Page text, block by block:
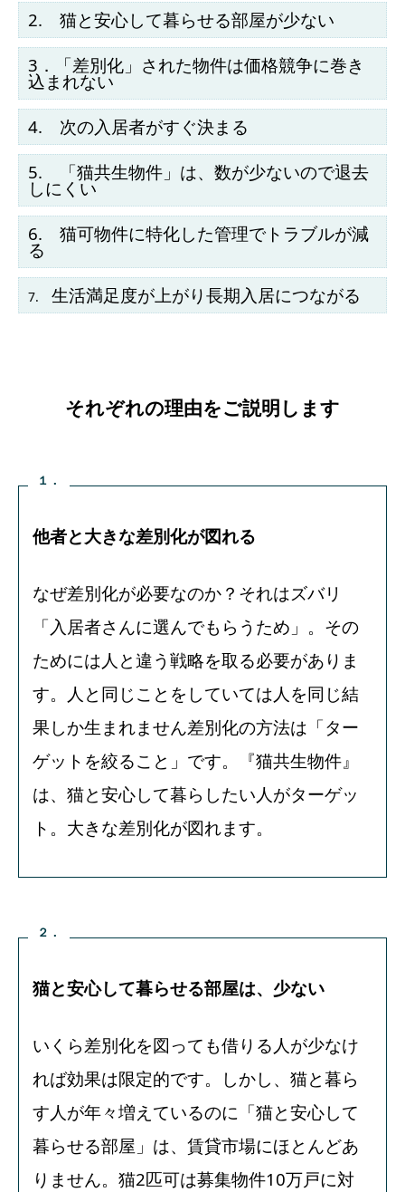
2. 猫と安心して暮らせる部屋が少ない
3．「差別化」された物件は価格競争に巻き
込まれない
4. 次の入居者がすぐ決まる
5. 「猫共生物件」は、数が少ないので退去
しにくい
6. 猫可物件に特化した管理でトラブルが減
る
7. 生活満足度が上がり長期入居につながる
それぞれの理由をご説明します
１．
他者と大きな差別化が図れる
なぜ差別化が必要なのか？それはズバリ
「入居者さんに選んでもらうため」。その
ためには人と違う戦略を取る必要がありま
す。人と同じことをしていては人を同じ結
果しか生まれません差別化の方法は「ター
ゲットを絞ること」です。『猫共生物件』
は、猫と安心して暮らしたい人がターゲッ
ト。大きな差別化が図れます。
２．
猫と安心して暮らせる部屋は、少ない
いくら差別化を図っても借りる人が少なけ
れば効果は限定的です。しかし、猫と暮ら
す人が年々増えているのに「猫と安心して
暮らせる部屋」は、賃貸市場にほとんどあ
りません。猫2匹可は募集物件10万戸に対